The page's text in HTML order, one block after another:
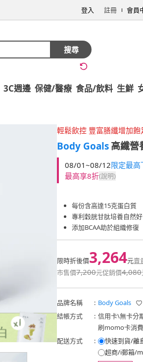
登入 註冊 會員
搜尋
3C週邊 保健/醫療 食品/飲料 生鮮
輕鬆飲控 豐富膳纖增加飽
Body Goals高纖營
08/01~08/12限定最
最高享8折(說明)
每份含高達15克蛋白質
專利穀胱甘肽培養自然
添加BCAA助於組織修復
限時折後價3,264元賣
市售價7,200元促銷價4,080
品牌名稱 : Body Goals
結帳方式
: 信用卡\無卡分
刷momo卡消
配送方式
:
快速到貨/離
超商/i郵箱/